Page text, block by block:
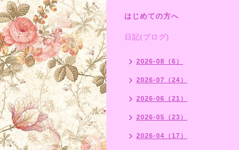
はじめての方へ
日記(ブログ)
2026-08（6）
2026-07（24）
2026-06（21）
2026-05（23）
2026-04（17）